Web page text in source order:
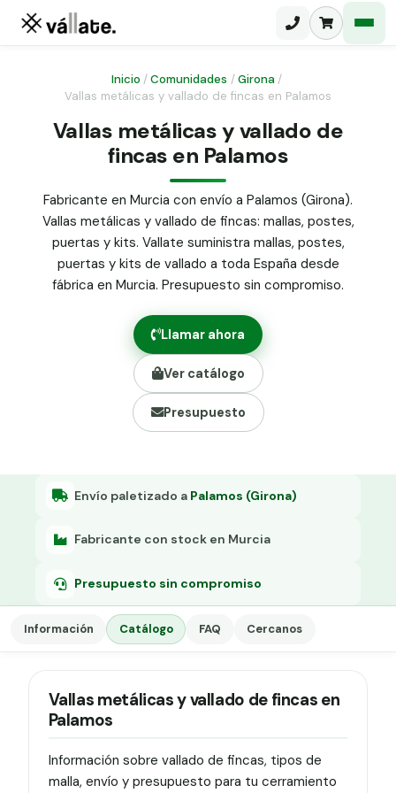
Malla ganadera
Malla simple torsión
Malla triple torsión
Panel malla H.
Puerta abatible dos hojas
Puerta acceso peatonal
Poste malla Hércules
Poste malla simple torsión
Alambre de espino galvanizado
Alambre liso galvanizado
Malla ocultación 70 g/m² verde
Abrazadera PVC malla H.
Grapa malla H.
Inicio /Comunidades / Girona /
Vallas metálicas y vallado de fincas en Palamos
Vallas metálicas y vallado de
fincas en Palamos
Fabricante en Murcia con envío a Palamos (Girona).
Vallas metálicas y vallado de fincas: mallas, postes,
puertas y kits. Vallate suministra mallas, postes,
puertas y kits de vallado a toda España desde
fábrica en Murcia. Presupuesto sin compromiso.
Llamar ahora
Ver catálogo
Presupuesto
Envío paletizado a Palamos (Girona)
Fabricante con stock en Murcia
Presupuesto sin compromiso
Información Catálogo FAQ Cercanos
Vallas metálicas y vallado de fincas en
Palamos
Información sobre vallado de fincas, tipos de
malla, envío y presupuesto para tu cerramiento